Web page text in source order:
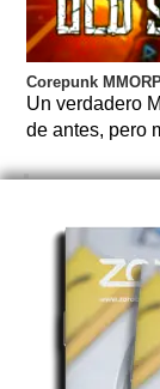
Corepunk
Un verdadero
de antes, pero